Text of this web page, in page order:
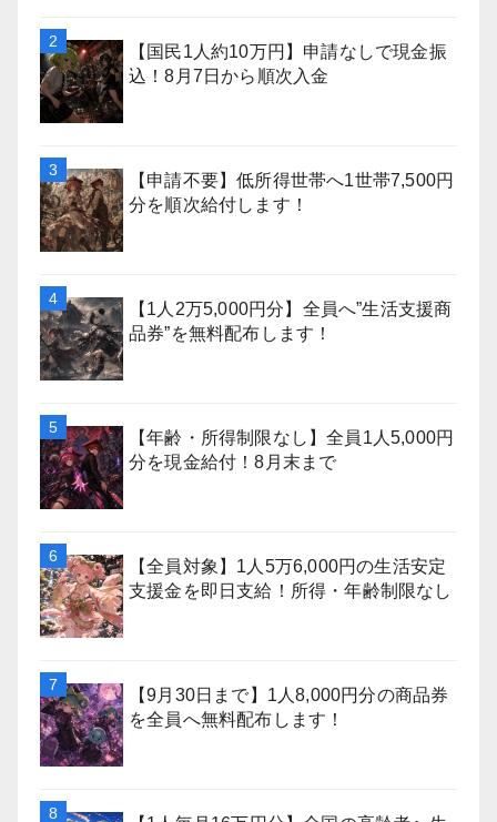
【国民1人約10万円】申請なしで現金振
込！8月7日から順次入金
【申請不要】低所得世帯へ1世帯7,500円
分を順次給付します！
【1人2万5,000円分】全員へ”生活支援商
品券”を無料配布します！
【年齢・所得制限なし】全員1人5,000円
分を現金給付！8月末まで
【全員対象】1人5万6,000円の生活安定
支援金を即日支給！所得・年齢制限なし
【9月30日まで】1人8,000円分の商品券
を全員へ無料配布します！